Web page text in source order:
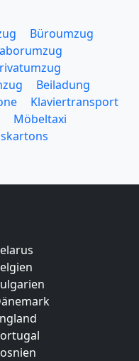
Büroumzug
Beiladung
Klaviertransport
Möbeltaxi